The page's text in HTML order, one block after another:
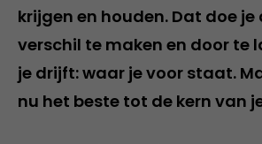
krijgen en houden. Dat doe je
verschil te maken en door te
je drijft: waar je voor staat.
nu het beste tot de kern van